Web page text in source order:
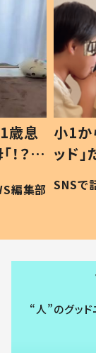
歳息
？」
編集部
小1か
ッド
作り
#令和
SNSで
“人”のグッ